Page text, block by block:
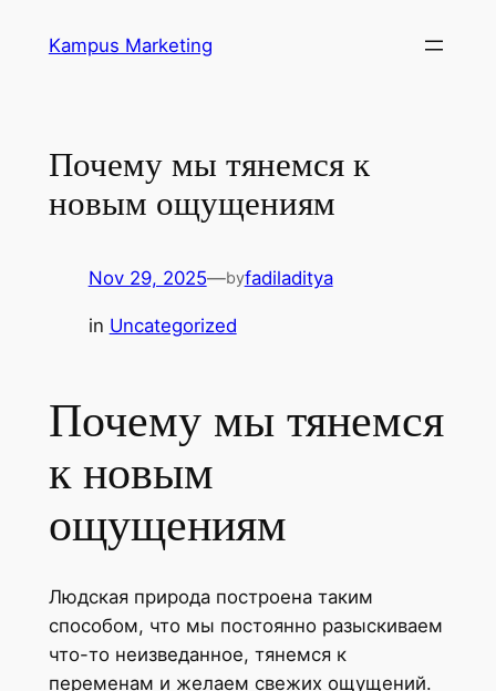
Kampus Marketing
Почему мы тянемся к
новым ощущениям
Nov 29, 2025—byfadiladitya
in Uncategorized
Почему мы тянемся
к новым
ощущениям
Людская природа построена таким
способом, что мы постоянно разыскиваем
что-то неизведанное, тянемся к
переменам и желаем свежих ощущений.